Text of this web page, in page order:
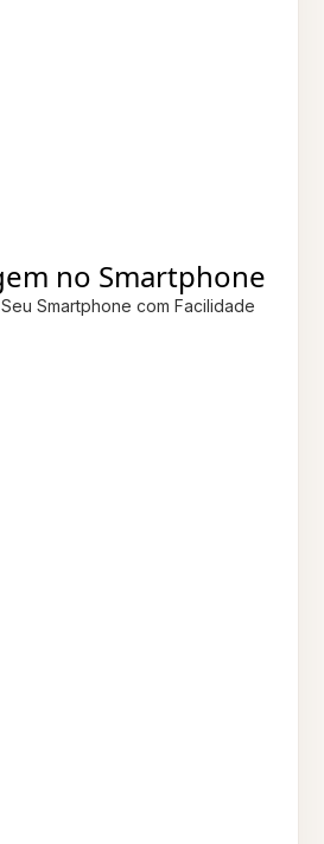
no Smartphone
Smartphone com Facilidade